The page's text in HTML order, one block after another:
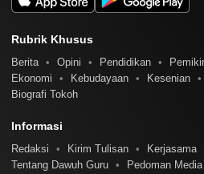
Rubrik Khusus
Berita Opini Pendidikan
Ekonomi
Kebudayaan Kesenian
Biografi Tokoh
Informasi
Redaksi Kirim Tulisan Kerjasama
Tentang Dawuh Guru
Pedoman